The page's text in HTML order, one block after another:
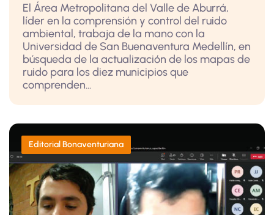
El Área Metropolitana del Valle de Aburrá,
líder en la comprensión y control del ruido
ambiental, trabaja de la mano con la
Universidad de San Buenaventura Medellín, en
búsqueda de la actualización de los mapas de
ruido para los diez municipios que
comprenden...
Editorial Bonaventuriana